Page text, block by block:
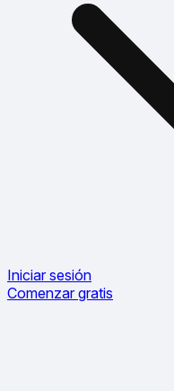
Iniciar sesión
Comenzar gratis